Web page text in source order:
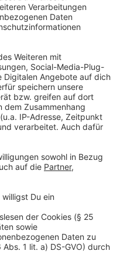
vieles in die Ukraine
nicht besser macht.
viel. Zwar gibt es
verplant. Um
dieNATO , dass man
und Soldaten
braucht es mehr
sich.